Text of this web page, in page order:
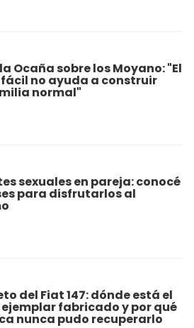
Ocaña sobre los Moyano: "El
no ayuda a construir
normal"
sexuales en pareja: conocé
para disfrutarlos al
del Fiat 147: dónde está el
fabricado y por qué
nunca pudo recuperarlo